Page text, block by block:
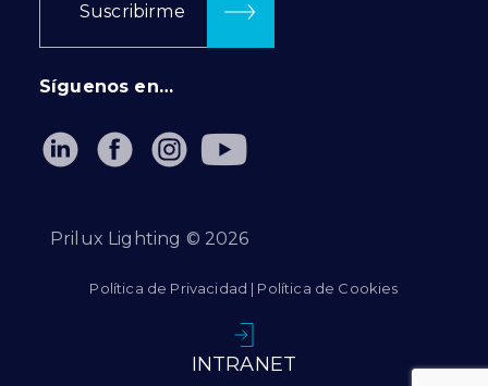
Suscribirme
Síguenos en…
Prilux Lighting © 2026
Política de Privacidad | Política de Cookies
INTRANET